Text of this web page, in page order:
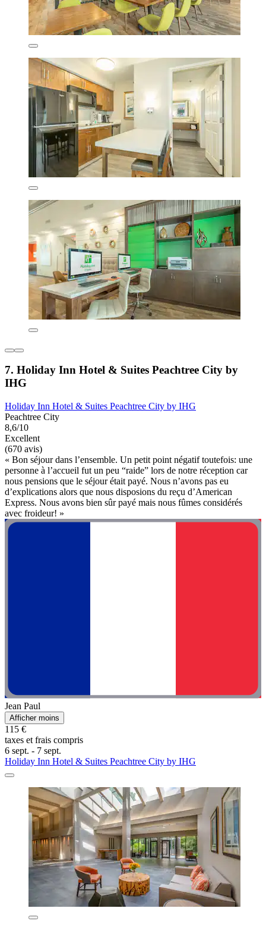
7. Holiday Inn Hotel & Suites Peachtree City by
IHG
Holiday Inn Hotel & Suites Peachtree City by IHG
Peachtree City
8,6/10
Excellent
(670 avis)
« Bon séjour dans l’ensemble. Un petit point négatif toutefois: une
personne à l’accueil fut un peu “raide” lors de notre réception car
nous pensions que le séjour était payé. Nous n’avons pas eu
d’explications alors que nous disposions du reçu d’American
Express. Nous avons bien sûr payé mais nous fûmes considérés
avec froideur! »
Jean Paul
Afficher moins
115 €
taxes et frais compris
6 sept. - 7 sept.
Holiday Inn Hotel & Suites Peachtree City by IHG